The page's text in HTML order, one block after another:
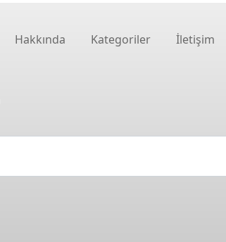
Hakkında Kategoriler İletişim